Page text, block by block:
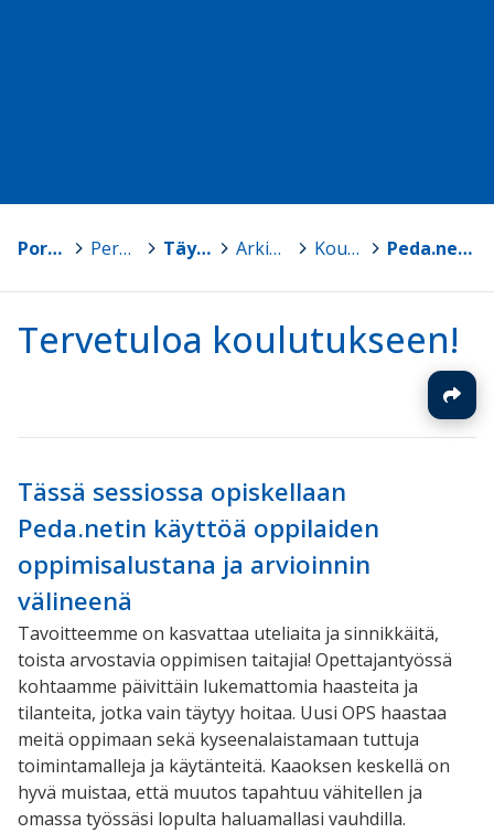
Porin kaupunki Perusopetus > Täydennyskoulutus > Arkisto: Menneet koulutukset Koulutusmateriaalit Peda.net -koulutus
Tervetuloa koulutukseen!
Tässä sessiossa opiskellaan
Peda.netin käyttöä oppilaiden
oppimisalustana ja arvioinnin
välineenä
Tavoitteemme on kasvattaa uteliaita ja sinnikkäitä,
toista arvostavia oppimisen taitajia! Opettajantyössä
kohtaamme päivittäin lukemattomia haasteita ja
tilanteita, jotka vain täytyy hoitaa. Uusi OPS haastaa
meitä oppimaan sekä kyseenalaistamaan tuttuja
toimintamalleja ja käytänteitä. Kaaoksen keskellä on
hyvä muistaa, että muutos tapahtuu vähitellen ja
omassa työssäsi lopulta haluamallasi vauhdilla.